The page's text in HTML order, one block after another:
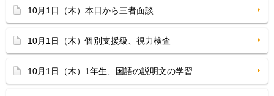
10月1日（木）本日から三者面談
10月1日（木）個別支援級、視力検査
10月1日（木）1年生、国語の説明文の学習